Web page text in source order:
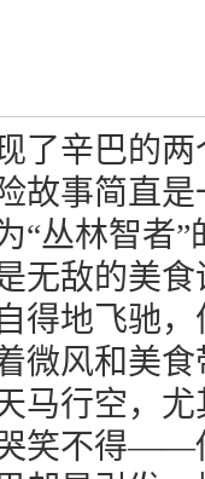
了辛巴的
故事简直
“丛林智者
无敌的美
得地飞驰
微风和美
马行空，
笑不得——